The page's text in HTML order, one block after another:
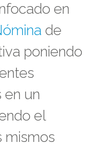
en
de
poniendo
en un
el
mismos